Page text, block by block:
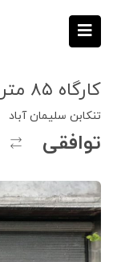
کارگاه ۸۵ متری تنکابن کد ۲۰۳۷
تنکابن سلیمان آباد
توافقی